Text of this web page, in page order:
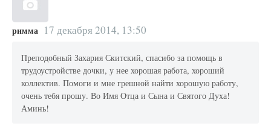
римма 17 декабря 2014, 13:50
Преподобный Захария Скитский, спасибо за помощь в
трудоустройстве дочки, у нее хорошая работа, хороший
коллектив. Помоги и мне грешной найти хорошую работу,
очень тебя прошу. Во Имя Отца и Сына и Святого Духа!
Аминь!